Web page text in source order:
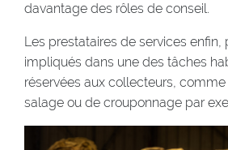
davantage des rôles de conseil.
Les prestataires de services enfin,
impliqués dans une des tâches
réservées aux collecteurs,
salage ou de crouponnage par